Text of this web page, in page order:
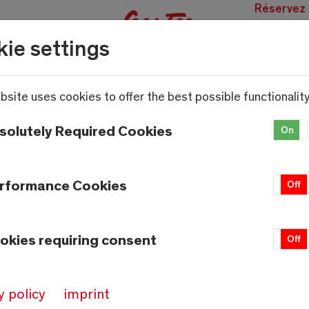
Réservez
des
settings
uses cookies to offer the best possible
Required Cookies On
Cookies Off
requiring consent Off
policy imprint